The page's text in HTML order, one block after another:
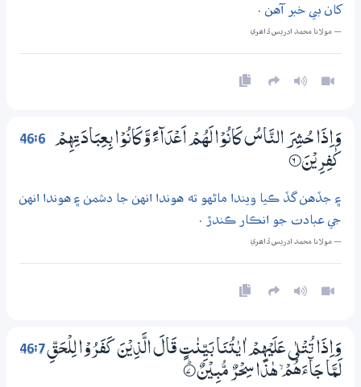
کان بي خبر آهن .
— مولانا محمد ادريس ڏاھري
46:6
وَاِذَا حُشِرَ النَّاسُ كَانُوْا لَهُمْ اَعْدَاۗءً وَّكَانُوْا بِعِبَادَتِهِمْ
كٰفِرِيْنَ 6‏۝
۽ جڏهن گڏ ڪيا ويندا ماڻهو ته هوندا انهن جا دشمن ۽ هوندا انهن
جي عبادت جو انڪار ڪندڙ .
— مولانا محمد ادريس ڏاھري
46:7وَاِذَا تُتْلٰى عَلَيْهِمْ اٰيٰتُنَا بَيِّنٰتٍ قَالَ الَّذِيْنَ كَفَرُوْا لِلْحَقِّ
لَمَّا جَاۗءَهُمْ ۙ ھٰذَا سِحْرٌ مُّبِيْنٌ 7‏۝ۭ